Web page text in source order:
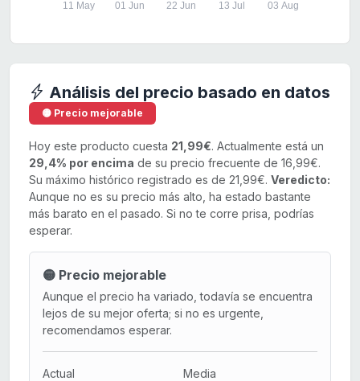
11 May 01 Jun 22 Jun 13 Jul 03 Aug
Análisis del precio basado en datos
🟡 Precio mejorable
Hoy este producto cuesta 21,99€. Actualmente está un
29,4% por encima de su precio frecuente de 16,99€.
Su máximo histórico registrado es de 21,99€. Veredicto:
Aunque no es su precio más alto, ha estado bastante
más barato en el pasado. Si no te corre prisa, podrías
esperar.
🟡 Precio mejorable
Aunque el precio ha variado, todavía se encuentra
lejos de su mejor oferta; si no es urgente,
recomendamos esperar.
Actual
Media